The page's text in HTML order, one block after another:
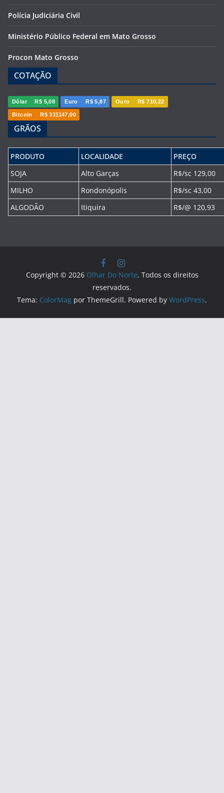
Polícia Judiciária Civil
Ministério Público Federal em Mato Grosso
Procon Mato Grosso
COTAÇÃO
Dólar R$ 5,08 Euro R$ 5,87 Ouro R$ 710,22
Bitcoin R$ 331147,00
GRÃOS
PRODUTO LOCALIDADE
PREÇO
SOJA
Alto Garças
R$/sc 129,00
MILHO
Rondonópolis
R$/sc 43,00
ALGODÃO
Itiquira R$/@ 120,93
Copyright © 2026 Olhar Do Norte. Todos os direitos
reservados.
Tema: ColorMag por ThemeGrill. Powered by WordPress.